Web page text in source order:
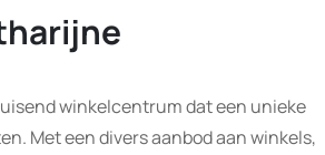
winkelcentrum dat een unieke
Met een divers aanbod aan winkels,